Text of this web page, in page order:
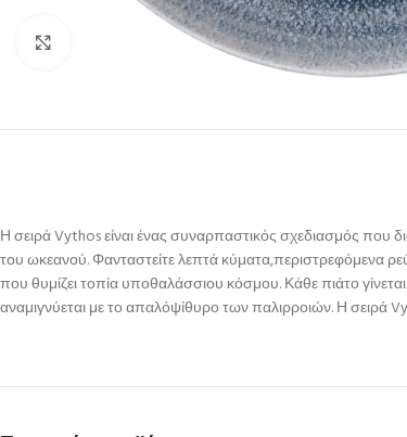
Κλικ για μεγέθυνση
Η σειρά Vythos είναι ένας συναρπαστικός σχεδιασμός που
του ωκεανού. Φανταστείτε λεπτά κύματα,περιστρεφόμενα
που θυμίζει τοπία υποθαλάσσιου κόσμου. Κάθε πιάτο
αναμιγνύεται με το απαλόψίθυρο των παλιρροιών. Η σειρά